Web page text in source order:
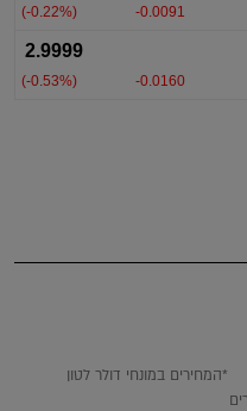
במונחי דולר לטון